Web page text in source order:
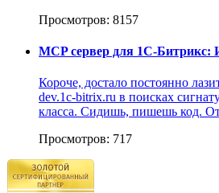
Просмотров: 8157
MCP сервер для 1С-Битрикс:
Короче, достало постоянно
dev.1c-bitrix.ru в поисках
класса. Сидишь, пишешь код.
Просмотров: 717